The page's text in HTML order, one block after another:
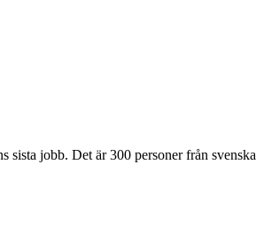
sista jobb. Det är 300 personer från svenska